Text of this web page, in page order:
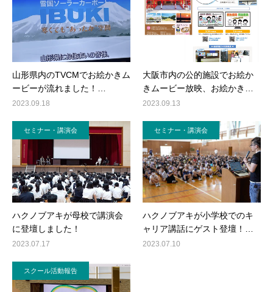
山形県内のTVCMでお絵かきム
ービーが流れました！…
2023.09.18
大阪市内の公的施設でお絵か
きムービー放映、お絵かき…
2023.09.13
セミナー・講演会
ハクノブアキが母校で講演会
に登壇しました！
2023.07.17
セミナー・講演会
ハクノブアキが小学校でのキ
ャリア講話にゲスト登壇！…
2023.07.10
スクール活動報告